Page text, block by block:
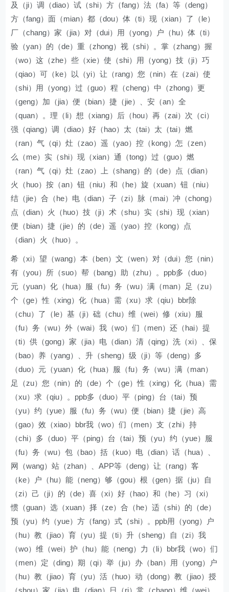
及（ji）调（diao）试（shi）方（fang）法（fa）等（deng）
方（fang）面（mian）都（dou）体（ti）现（xian）了（le）
厂（chang）家（jia）对（dui）用（yong）户（hu）体（ti）
验（yan）的（de）重（zhong）视（shi）。掌（zhang）握
（wo）这（zhe）些（xie）使（shi）用（yong）技（ji）巧
（qiao）可（ke）以（yi）让（rang）您（nin）在（zai）使
（shi）用（yong）过（guo）程（cheng）中（zhong）更
（geng）加（jia）便（bian）捷（jie）、安（an）全
（quan）。理（li）想（xiang）后（hou）再（zai）次（ci）
强（qiang）调（diao）好（hao）太（tai）太（tai）燃
（ran）气（qi）灶（zao）遥（yao）控（kong）怎（zen）
么（me）实（shi）现（xian）通（tong）过（guo）燃
（ran）气（qi）灶（zao）上（shang）的（de）点（dian）
火（huo）按（an）钮（niu）和（he）旋（xuan）钮（niu）
结（jie）合（he）电（dian）子（zi）脉（mai）冲（chong）
点（dian）火（huo）技（ji）术（shu）实（shi）现（xian）
便（bian）捷（jie）的（de）遥（yao）控（kong）点
（dian）火（huo）。
希（xi）望（wang）本（ben）文（wen）对（dui）您（nin）
有（you）所（suo）帮（bang）助（zhu）。ppb多（duo）
元（yuan）化（hua）服（fu）务（wu）满（man）足（zu）
个（ge）性（xing）化（hua）需（xu）求（qiu）bbr除
（chu）了（le）基（ji）础（chu）维（wei）修（xiu）服
（fu）务（wu）外（wai）我（wo）们（men）还（hai）提
（ti）供（gong）家（jia）电（dian）清（qing）洗（xi）、保
（bao）养（yang）、升（sheng）级（ji）等（deng）多
（duo）元（yuan）化（hua）服（fu）务（wu）满（man）
足（zu）您（nin）的（de）个（ge）性（xing）化（hua）需
（xu）求（qiu）。ppb多（duo）平（ping）台（tai）预
（yu）约（yue）服（fu）务（wu）便（bian）捷（jie）高
（gao）效（xiao）bbr我（wo）们（men）支（zhi）持
（chi）多（duo）平（ping）台（tai）预（yu）约（yue）服
（fu）务（wu）包（bao）括（kuo）电（dian）话（hua）、
网（wang）站（zhan）、APP等（deng）让（rang）客
（ke）户（hu）能（neng）够（gou）根（gen）据（ju）自
（zi）己（ji）的（de）喜（xi）好（hao）和（he）习（xi）
惯（guan）选（xuan）择（ze）合（he）适（shi）的（de）
预（yu）约（yue）方（fang）式（shi）。ppb用（yong）户
（hu）教（jiao）育（yu）提（ti）升（sheng）自（zi）我
（wo）维（wei）护（hu）能（neng）力（li）bbr我（wo）们
（men）定（ding）期（qi）举（ju）办（ban）用（yong）户
（hu）教（jiao）育（yu）活（huo）动（dong）教（jiao）授
（shou）家（jia）电（dian）日（ri）常（chang）维（wei）